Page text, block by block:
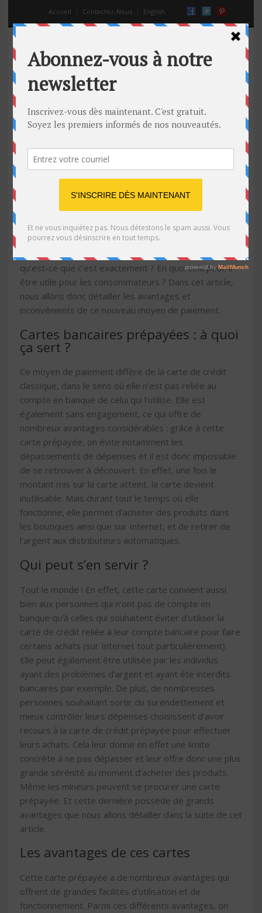
Accueil Contactez-Nous English
c’est quoi ?
06 Déc 2014
Off
banque,carte de crédit,cartes de crédits prépayées
,moyen de paiement ,obtenir un crédit
Depuis quelques temps, on voit apparaître de plus en
qu’est-ce que c’est exactement ? En quoi cela peut-il
être utile pour les consommateurs ? Dans cet article,
nous allons donc détailler les avantages et
inconvénients de ce nouveau moyen de paiement.
Cartes bancaires prépayées : à quoi
ça sert ?
Ce moyen de paiement diffère de la carte de crédit
classique, dans le sens où elle n’est pas reliée au
compte en banque de celui qui l’utilise. Elle est
également sans engagement, ce qui offre de
nombreux avantages considérables : grâce à cette
carte prépayée, on évite notamment les
dépassements de dépenses et il est donc impossible
de se retrouver à découvert. En effet, une fois le
montant mis sur la carte atteint, la carte devient
inutilisable. Mais durant tout le temps où elle
fonctionne, elle permet d’acheter des produits dans
les boutiques ainsi que sur Internet, et de retirer de
l’argent aux distributeurs automatiques.
Qui peut s’en servir ?
Tout le monde ! En effet, cette carte convient aussi
bien aux personnes qui n’ont pas de compte en
banque qu’à celles qui souhaitent éviter d’utiliser la
carte de crédit reliée à leur compte bancaire pour faire
certains achats (sur Internet tout particulièrement).
Elle peut également être utilisée par les individus
ayant des problèmes d’argent et ayant été interdits
bancaires par exemple. De plus, de nombreuses
personnes souhaitant sortir du surendettement et
mieux contrôler leurs dépenses choisissent d’avoir
recours à la carte de crédit prépayée pour effectuer
leurs achats. Cela leur donne en effet une limite
concrète à ne pas dépasser et leur offre donc une plus
grande sérénité au moment d’acheter des produits.
Même les mineurs peuvent se procurer une carte
prépayée. Et cette dernière possède de grands
avantages que nous allons détailler dans la suite de cet
article.
Les avantages de ces cartes
Cette carte prépayée a de nombreux avantages qui
offrent de grandes facilités d’utilisation et de
fonctionnement. Parmi ces différents avantages, on